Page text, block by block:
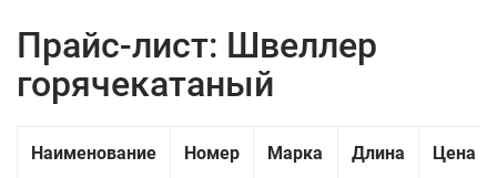
Прайс-лист: Швеллер
горячекатаный
Наименование Номер Марка Длина Цена